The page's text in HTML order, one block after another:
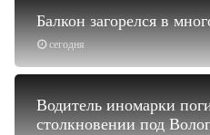
сегодня
Балкон загорелся в
Водитель иномарки
столкновении под